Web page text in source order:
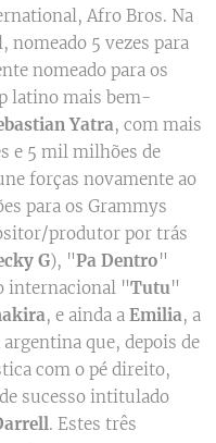
Afro Bros. Na
5 vezes para
nomeado para os
latino mais bem-
Yatra, com mais
e 5 mil milhões de
forças novamente ao
para os Grammys
produtor por trás
G), "Pa Dentro"
internacional "Tutu"
, e ainda a Emilia, a
que, depois de
com o pé direito,
sucesso intitulado
. Estes três